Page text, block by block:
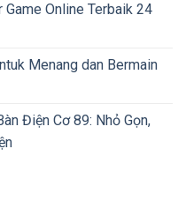
Game Online Terbaik 24
Menang dan Bermain
Điện Cơ 89: Nhỏ Gọn,